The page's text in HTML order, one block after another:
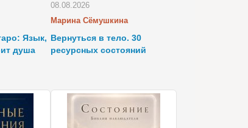
Язык,
душа
08.08.2026
Марина Сёмушкина
Вернуться в тело. 30
ресурсных состояний